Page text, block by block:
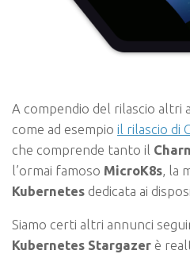
A compendio del rilascio altri
come ad esempio il rilascio di
che comprende tanto il
l’ormai famoso MicroK8s , la
Kubernetes dedicata ai
Siamo certi altri annunci
Kubernetes Stargazer è